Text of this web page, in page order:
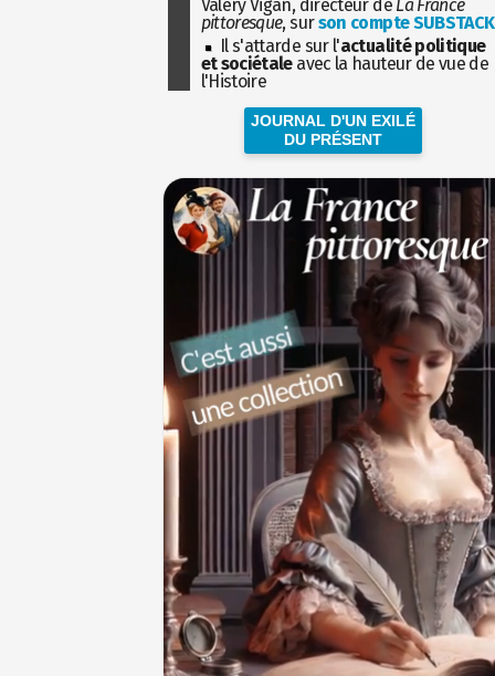
Valéry Vigan, directeur de La France
pittoresque, surson compte SUBSTACK
Il s'attarde sur l'actualité politique
et sociétaleavec la hauteur de vue de
l'Histoire
JOURNAL D'UN EXILÉ
DU PRÉSENT